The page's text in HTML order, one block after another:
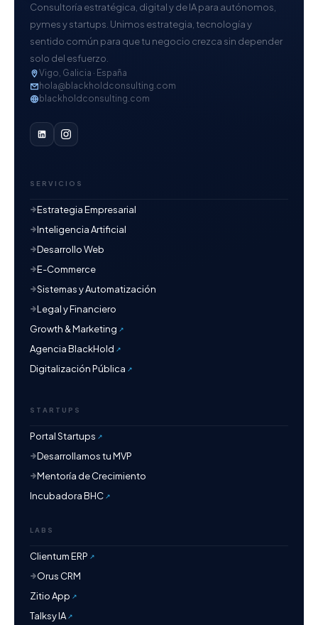
Consultoría estratégica, digital y de IA para autónomos,
pymes y startups. Unimos estrategia, tecnología y
sentido común para que tu negocio crezca sin depender
solo del esfuerzo.
Vigo, Galicia · España
hola@blackholdconsulting.com
blackholdconsulting.com
SERVICIOS
Estrategia Empresarial
Inteligencia Artificial
Desarrollo Web
E-Commerce
Sistemas y Automatización
Legal y Financiero
Growth & Marketing
Agencia BlackHold
Digitalización Pública
STARTUPS
Portal Startups
Desarrollamos tu MVP
Mentoría de Crecimiento
Incubadora BHC
LABS
Clientum ERP
Orus CRM
Zitio App
Talksy IA